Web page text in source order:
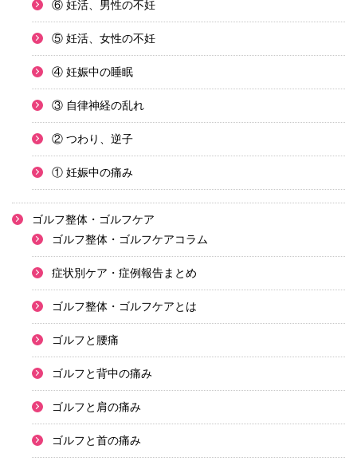
⑥ 妊活、男性の不妊
⑤ 妊活、女性の不妊
④ 妊娠中の睡眠
③ 自律神経の乱れ
② つわり、逆子
① 妊娠中の痛み
ゴルフ整体・ゴルフケア
ゴルフ整体・ゴルフケアコラム
症状別ケア・症例報告まとめ
ゴルフ整体・ゴルフケアとは
ゴルフと腰痛
ゴルフと背中の痛み
ゴルフと肩の痛み
ゴルフと首の痛み